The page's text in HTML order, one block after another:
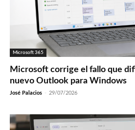
Microsoft 365
Microsoft corrige el fallo que
nuevo Outlook para Windows
José Palacios - 29/07/2026